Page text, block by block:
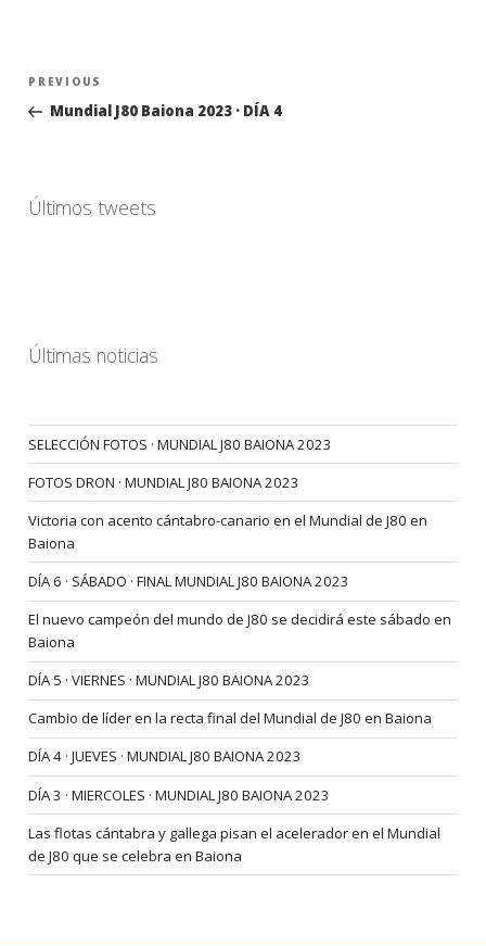
Navegación
entradas
Previous
Post
PREVIOUS
Mundial J80 Baiona 2023 · DÍA 4
Últimos tweets
Últimas noticias
SELECCIÓN FOTOS · MUNDIAL J80 BAIONA 2023
FOTOS DRON · MUNDIAL J80 BAIONA 2023
Victoria con acento cántabro-canario en el Mundial de J80 en
Baiona
DÍA 6 · SÁBADO · FINAL MUNDIAL J80 BAIONA 2023
El nuevo campeón del mundo de J80 se decidirá este sábado en
Baiona
DÍA 5 · VIERNES · MUNDIAL J80 BAIONA 2023
Cambio de líder en la recta final del Mundial de J80 en Baiona
DÍA 4 · JUEVES · MUNDIAL J80 BAIONA 2023
DÍA 3 · MIERCOLES · MUNDIAL J80 BAIONA 2023
Las flotas cántabra y gallega pisan el acelerador en el Mundial
de J80 que se celebra en Baiona